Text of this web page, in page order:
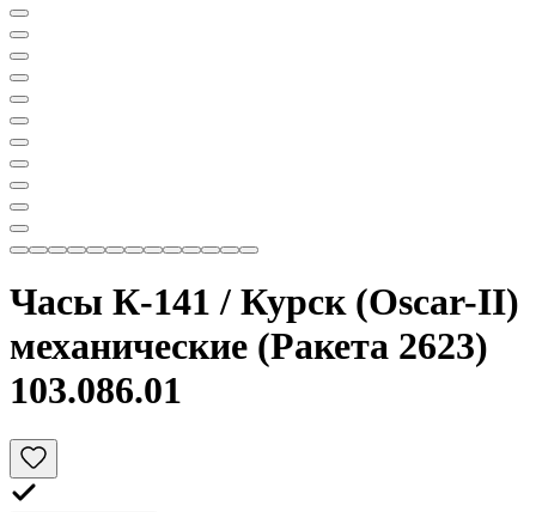
Часы К-141 / Курск (Oscar-II)
механические (Ракета 2623)
103.086.01